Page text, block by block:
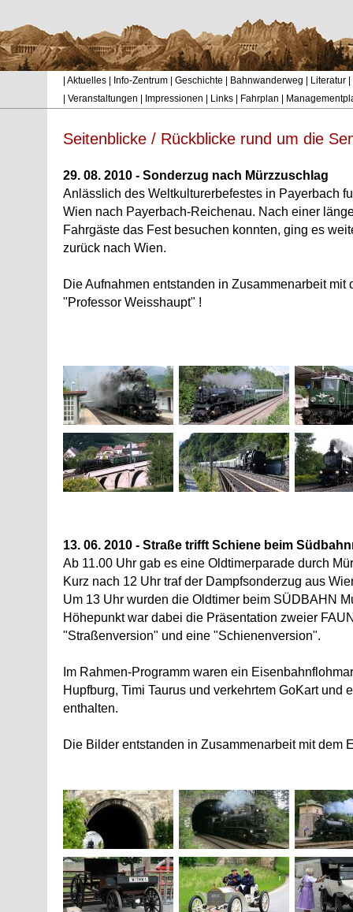
Aktuelles Info-Zentrum Geschichte Bahnwanderweg Literatur
Veranstaltungen Impressionen Links Fahrplan
Seitenblicke / Rückblicke rund um die
29. 08. 2010 - Sonderzug nach Mürzzuschlag
Anlässlich des Weltkulturerbefestes in Payerbach
Wien nach Payerbach-Reichenau. Nach einer
Fahrgäste das Fest besuchen konnten, ging es
zurück nach Wien.
Die Aufnahmen entstanden in Zusammenarbeit mit
"Professor Weisshaupt" !
13. 06. 2010 - Straße trifft Schiene beim
Ab 11.00 Uhr gab es eine Oldtimerparade durch
Kurz nach 12 Uhr traf der Dampfsonderzug aus
Um 13 Uhr wurden die Oldtimer beim SÜDBAHN
Höhepunkt war dabei die Präsentation zweier
"Straßenversion" und eine "Schienenversion".
Im Rahmen-Programm waren ein
Hupfburg, Timi Taurus und verkehrtem GoKart und
enthalten.
Die Bilder entstanden in Zusammenarbeit mit dem